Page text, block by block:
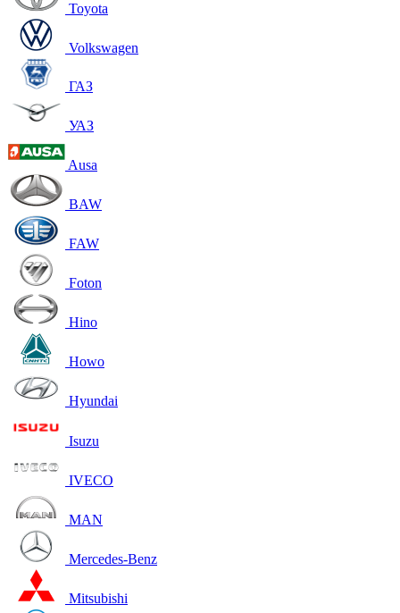
Toyota
Volkswagen
ГАЗ
УАЗ
Ausa
BAW
FAW
Foton
Hino
Howo
Hyundai
Isuzu
IVECO
MAN
Mercedes-Benz
Mitsubishi